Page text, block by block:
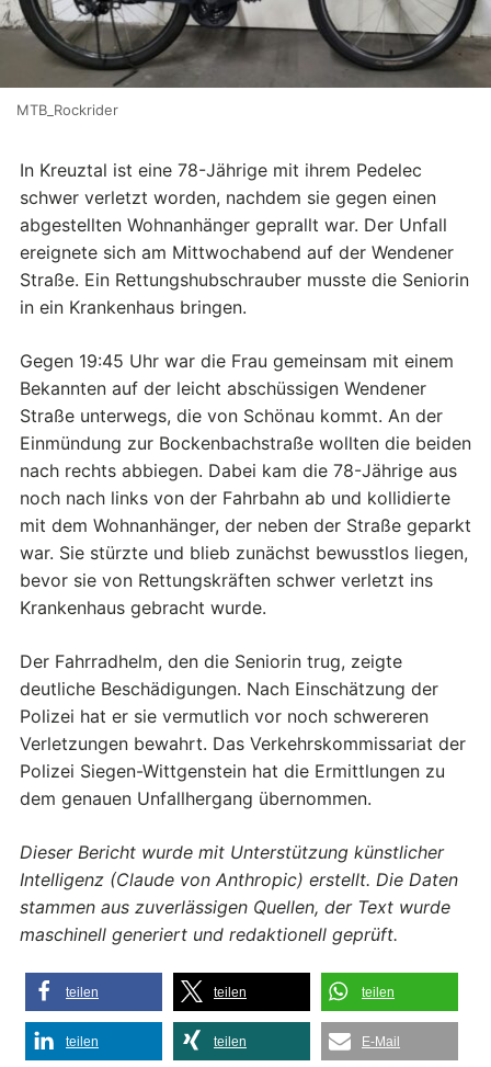
MTB_Rockrider
In Kreuztal ist eine 78-Jährige mit ihrem Pedelec
schwer verletzt worden, nachdem sie gegen einen
abgestellten Wohnanhänger geprallt war. Der Unfall
ereignete sich am Mittwochabend auf der Wendener
Straße. Ein Rettungshubschrauber musste die Seniorin
in ein Krankenhaus bringen.
Gegen 19:45 Uhr war die Frau gemeinsam mit einem
Bekannten auf der leicht abschüssigen Wendener
Straße unterwegs, die von Schönau kommt. An der
Einmündung zur Bockenbachstraße wollten die beiden
nach rechts abbiegen. Dabei kam die 78-Jährige aus
noch nach links von der Fahrbahn ab und kollidierte
mit dem Wohnanhänger, der neben der Straße geparkt
war. Sie stürzte und blieb zunächst bewusstlos liegen,
bevor sie von Rettungskräften schwer verletzt ins
Krankenhaus gebracht wurde.
Der Fahrradhelm, den die Seniorin trug, zeigte
deutliche Beschädigungen. Nach Einschätzung der
Polizei hat er sie vermutlich vor noch schwereren
Verletzungen bewahrt. Das Verkehrskommissariat der
Polizei Siegen-Wittgenstein hat die Ermittlungen zu
dem genauen Unfallhergang übernommen.
Dieser Bericht wurde mit Unterstützung künstlicher
Intelligenz (Claude von Anthropic) erstellt. Die Daten
stammen aus zuverlässigen Quellen, der Text wurde
maschinell generiert und redaktionell geprüft.
teilen teilen teilen
teilen teilen E-Mail